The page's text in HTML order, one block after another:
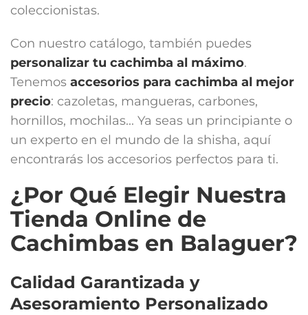
coleccionistas.
Con nuestro catálogo, también puedes
personalizar tu cachimba al máximo.
Tenemos accesorios para cachimba al mejor
precio: cazoletas, mangueras, carbones,
hornillos, mochilas... Ya seas un principiante o
un experto en el mundo de la shisha, aquí
encontrarás los accesorios perfectos para ti.
¿Por Qué Elegir Nuestra
Tienda Online de
Cachimbas en Balaguer?
Calidad Garantizada y
Asesoramiento Personalizado